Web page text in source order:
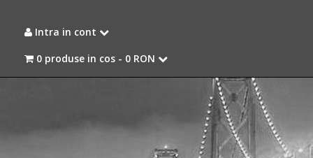
Intra in cont
0 produse in cos - 0 RON